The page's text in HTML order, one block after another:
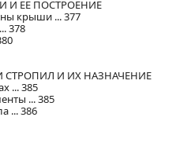
И ЕЕ ПОСТРОЕНИЕ
крыши ... 377
378
СТРОПИЛ И ИХ НАЗНАЧЕНИЕ
... 385
... 385
... 386